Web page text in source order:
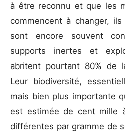
à être reconnu et que les
commencent à changer,
sont encore souvent
supports inertes et
abritent pourtant 80% de
Leur biodiversité,
mais bien plus importante
est estimée de cent mille
différentes par gramme de